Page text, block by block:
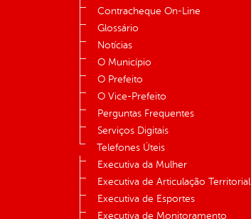
Contracheque On-Line
Glossário
Notícias
O Município
O Prefeito
O Vice-Prefeito
Perguntas Frequentes
Serviços Digitais
Telefones Úteis
Executiva da Mulher
Executiva de Articulação Territorial
Executiva de Esportes
Executiva de Monitoramento